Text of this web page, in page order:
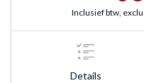
Inclusief btw,
Details